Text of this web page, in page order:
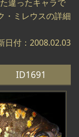
違ったキャラで
・ミレウスの詳細
日付：2008.02.03
ID1691